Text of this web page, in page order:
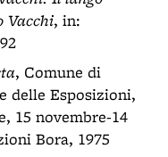
Vacchi, in:
, Comune di
delle Esposizioni,
15 novembre-14
Bora, 1975